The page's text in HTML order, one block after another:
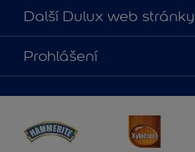
O nás
Kontaktujte nás
Najít obchod
Další Dulux web stránky
duluxmalir.cz
duluxmaliar.sk
duluxprodejnabarev.cz
duluxpredajnafarieb.sk
Prohlášení